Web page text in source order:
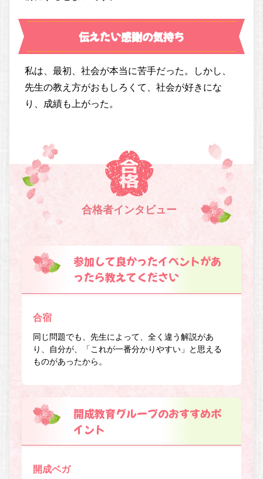
伝えたい感謝の気持ち
私は、最初、社会が本当に苦手だった。しかし、
先生の教え方がおもしろくて、社会が好きにな
り、成績も上がった。
合格者インタビュー
参加して良かったイベントがあ
ったら教えてください
合宿
同じ問題でも、先生によって、全く違う解説があ
り、自分が、「これが一番分かりやすい」と思える
ものがあったから。
開成教育グループのおすすめポ
イント
開成ベガ